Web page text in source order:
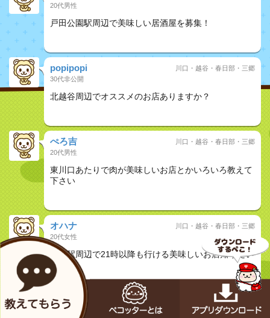
20代男性
戸田公園駅周辺で美味しい居酒屋を募集！
popipopi
30代非公開
川口・越谷・春日部・三郷
北越谷周辺でオススメのお店ありますか？
ぺろ吉
20代男性
川口・越谷・春日部・三郷
東川口あたりで肉が美味しいお店とかいろいろ教えて
下さい
オハナ
20代女性
川口・越谷・春日部・三郷
蒲生駅周辺で21時以降も行ける美味しいお店知りたい
です！
おしどり夫婦
ひばら 川口・越谷・春日部・三郷